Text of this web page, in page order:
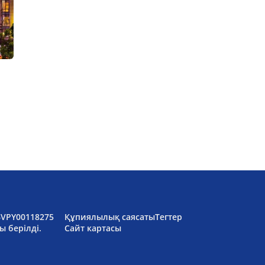
берілді.
Құпиялылық саясатыТегтер
Сайт картасы